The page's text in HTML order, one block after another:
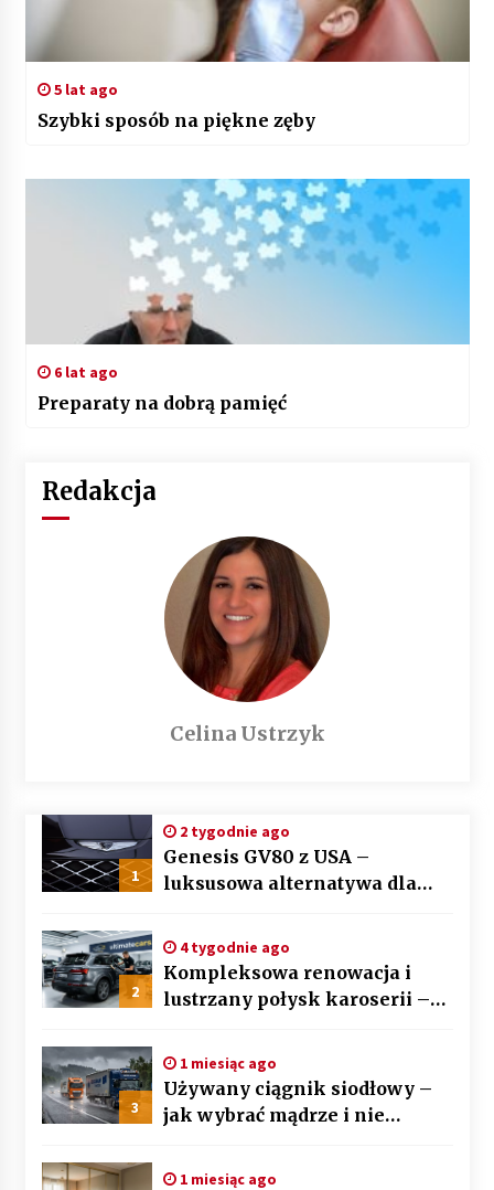
5 lat ago
Szybki sposób na piękne zęby
6 lat ago
Preparaty na dobrą pamięć
Redakcja
Celina Ustrzyk
1
2 tygodnie ago
Genesis GV80 z USA –
luksusowa alternatywa dla
2
4 tygodnie ago
Kompleksowa renowacja i
lustrzany połysk karoserii –
3
1 miesiąc ago
Używany ciągnik siodłowy –
jak wybrać mądrze i nie
po kroku
1 miesiąc ago